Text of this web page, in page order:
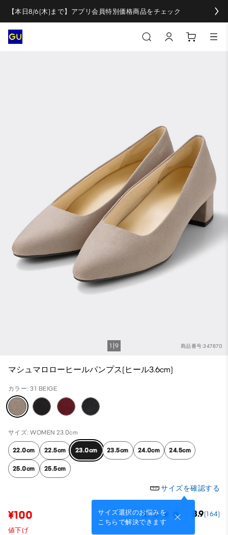
【本日8/6(木)まで】アプリ会員特別価格商品をチェック
商品番号:347870
1 9
マシュマロローヒールパンプス(ヒール3.6cm)
カラー: 31 BEIGE
サイズ: WOMEN 23.0cm
22.0cm 22.5cm 23.0cm 23.5cm 24.0cm 24.5cm
25.0cm 25.5cm
サイズを確認する
サイズ選択のお悩みを
こちらで解決できます
¥100 3.9(164)
値下げ